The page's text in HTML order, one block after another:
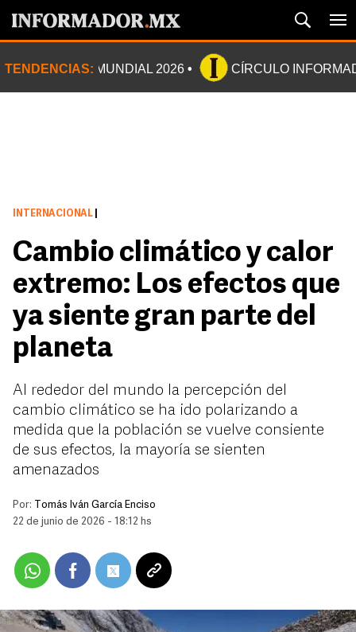
TENDENCIAS: MUNDIAL 2026 CÍRCULO
INTERNACIONAL
Cambio climático y calor
extremo: Los efectos que
ya siente gran parte del
planeta
Al rededor del mundo la percepción del
cambio climático se ha ido polarizando a
medida que la población se vuelve consiente
de sus efectos, la mayoría se sienten
amenazados
Por:
Tomás Iván García Enciso
22 de junio de 2026 - 18:12 hs